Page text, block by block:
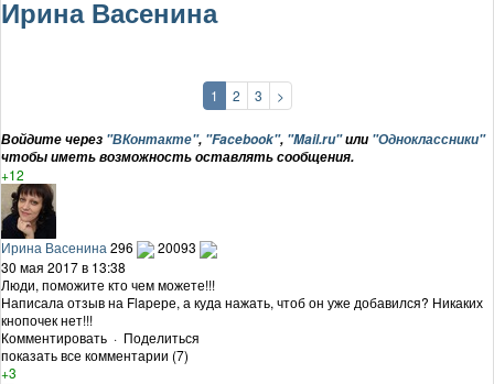
Ирина Васенина
1 2 3 >
Войдите через "ВКонтакте", "Facebook", "Mail.ru"или "Одноклассники"
чтобы иметь возможность оставлять сообщения.
+12
Ирина Васенина 296
20093
30 мая 2017 в 13:38
Люди, поможите кто чем можете!!!
Написала отзыв на Flapере, а куда нажать, чтоб он уже добавился? Никаких
кнопочек нет!!!
Комментировать · Поделиться
показать все комментарии (7)
+3